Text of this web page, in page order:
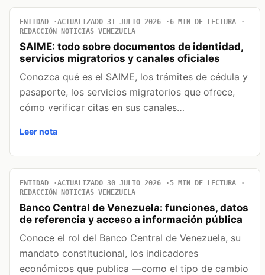
ENTIDAD ACTUALIZADO 31 JULIO 2026
6 MIN DE LECTURA
REDACCIÓN NOTICIAS VENEZUELA
SAIME: todo sobre documentos de identidad,
servicios migratorios y canales oficiales
Conozca qué es el SAIME, los trámites de cédula y
pasaporte, los servicios migratorios que ofrece,
cómo verificar citas en sus canales…
Leer nota
ENTIDAD ACTUALIZADO 30 JULIO 2026
5 MIN DE LECTURA
REDACCIÓN NOTICIAS VENEZUELA
Banco Central de Venezuela: funciones, datos
de referencia y acceso a información pública
Conoce el rol del Banco Central de Venezuela, su
mandato constitucional, los indicadores
económicos que publica —como el tipo de cambio